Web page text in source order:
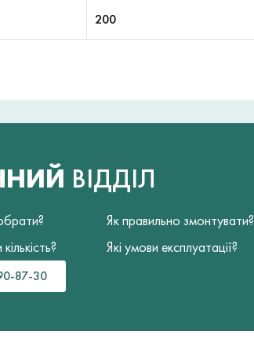
200
ВІДДІЛ
Як правильно змонтувати?
Які умови експлуатації?
87-30